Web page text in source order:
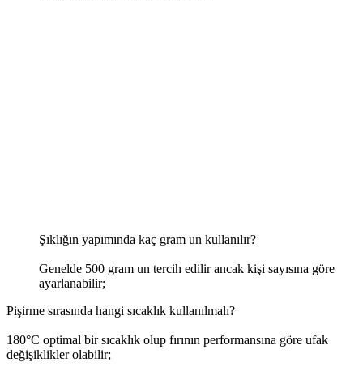
Şıklığın yapımında kaç gram un kullanılır?
Genelde 500 gram un tercih edilir ancak kişi sayısına göre
ayarlanabilir;
Pişirme sırasında hangi sıcaklık kullanılmalı?
180°C optimal bir sıcaklık olup fırının performansına göre ufak
değişiklikler olabilir;